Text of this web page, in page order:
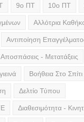
9ο ΠΤ 10ο ΠΤ
Αλλότρια
Αντιποίηση
Αποσπάσεις - Μετατάξεις
Βοήθεια Στο Σπίτι
Δελτίο Τύπου
Διαθεσιμότητα -